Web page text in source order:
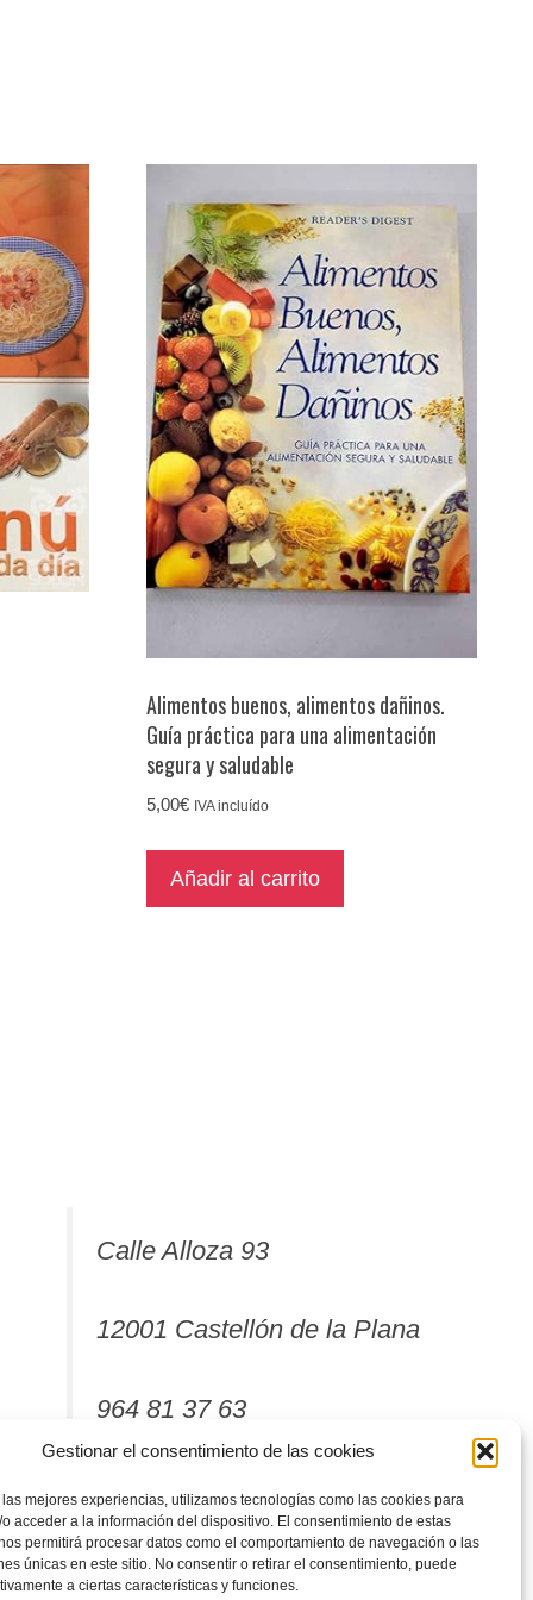
Gestionar el consentimiento de las cookies
las mejores experiencias, utilizamos tecnologías como las cookies para
acceder a la información del dispositivo. El consentimiento de estas
permitirá procesar datos como el comportamiento de navegación o las
únicas en este sitio. No consentir o retirar el consentimiento, puede
a ciertas características y funciones.
Alimentos buenos, alimentos dañinos.
Guía práctica para una alimentación
segura y saludable
5,00€ IVA incluído
Añadir al carrito
Calle Alloza 93
12001 Castellón de la Plana
964 81 37 63